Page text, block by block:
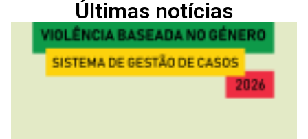
Últimas notícias